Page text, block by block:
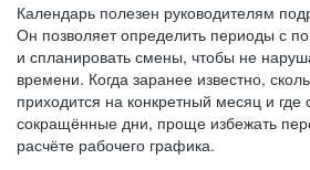
Календарь полезен руководителям
Он позволяет определить периоды с
и спланировать смены, чтобы не
времени. Когда заранее известно,
приходится на конкретный месяц и где
сокращённые дни, проще избежать
расчёте рабочего графика.